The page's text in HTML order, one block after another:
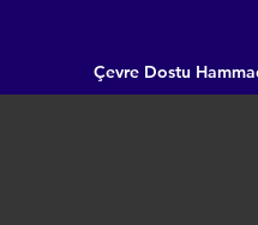
Çevre Dostu